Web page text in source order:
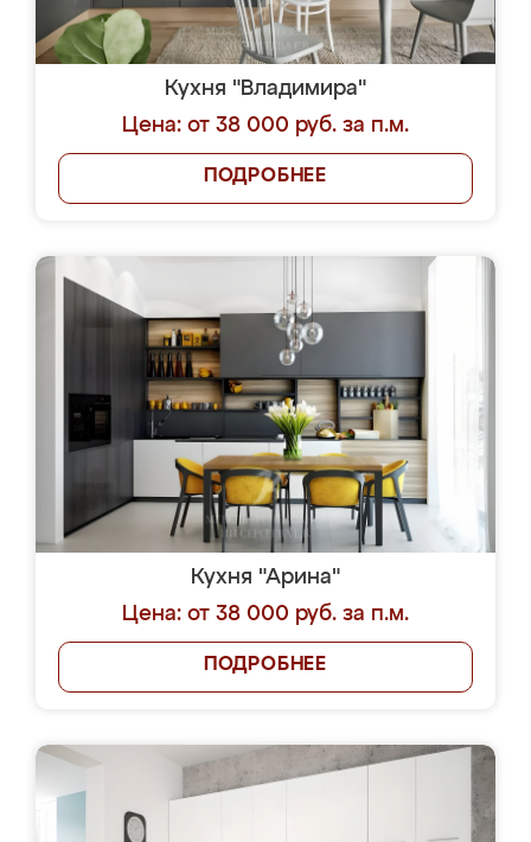
Кухня "Владимира"
Цена: от 38 000 руб. за п.м.
ПОДРОБНЕЕ
Кухня "Арина"
Цена: от 38 000 руб. за п.м.
ПОДРОБНЕЕ